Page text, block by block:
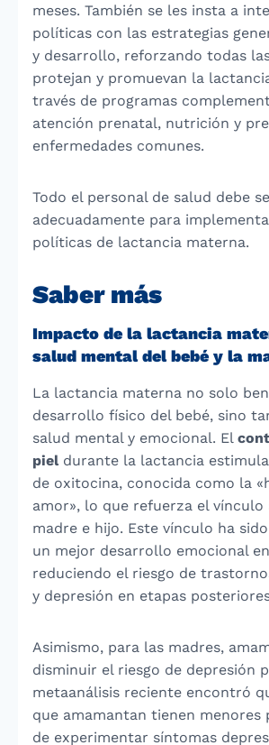
meses. También se les insta a
políticas con las estrategias
y desarrollo, reforzando todas
protejan y promuevan la
través de programas
atención prenatal, nutrición y
enfermedades comunes.
Todo el personal de salud debe
adecuadamente para
políticas de lactancia materna.
Saber más
Impacto de la lactancia
salud mental del bebé y la
La lactancia materna no solo
desarrollo físico del bebé, sino
salud mental y emocional. El
pieldurante la lactancia
de oxitocina, conocida como la
amor», lo que refuerza el
madre e hijo. Este vínculo ha
un mejor desarrollo emocional
reduciendo el riesgo de
y depresión en etapas
Asimismo, para las madres,
disminuir el riesgo de depresión
metaanálisis reciente encontró
que amamantan tienen menores
de experimentar síntomas